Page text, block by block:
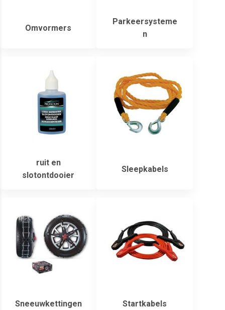
Omvormers
Parkeersysteme
n
ruit en
slotontdooier
Sleepkabels
Sneeuwkettingen Startkabels